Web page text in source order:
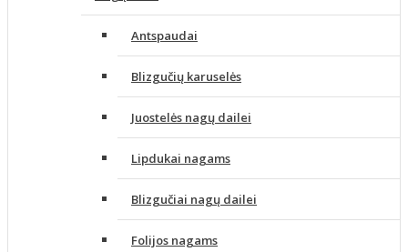
Antspaudai
Blizgučių karuselės
Juostelės nagų dailei
Lipdukai nagams
Blizgučiai nagų dailei
Folijos nagams